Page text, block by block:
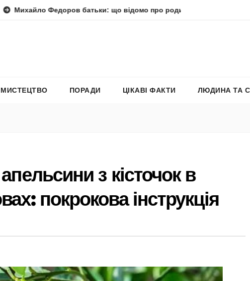
Федоров батьки: що відомо про родину політика Молитва
МИСТЕЦТВО ПОРАДИ ЦІКАВІ ФАКТИ ЛЮДИНА ТА
з кісточок в
покрокова інструкція